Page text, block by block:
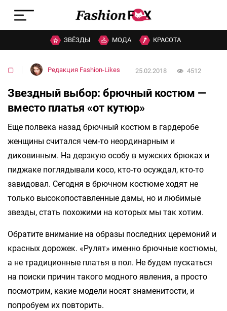
ЗВЁЗДЫ МОДА КРАСОТА
▢ Редакция Fashion-Likes 25.02.2018 4512
Звездный выбор: брючный костюм —
вместо платья «от кутюр»
Еще полвека назад брючный костюм в гардеробе
женщины считался чем-то неординарным и
диковинным. На дерзкую особу в мужских брюках и
пиджаке поглядывали косо, кто-то осуждал, кто-то
завидовал. Сегодня в брючном костюме ходят не
только высокопоставленные дамы, но и любимые
звезды, стать похожими на которых мы так хотим.
Обратите внимание на образы последних церемоний и
красных дорожек. «Рулят» именно брючные костюмы,
а не традиционные платья в пол. Не будем пускаться
на поиски причин такого модного явления, а просто
посмотрим, какие модели носят знаменитости, и
попробуем их повторить.